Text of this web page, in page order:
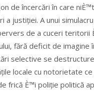
de încercări în care
a justiției. A unui
de a cuceri
fără deficit de imagine
selective se
locale cu notorietate
frică È™i poliție politică